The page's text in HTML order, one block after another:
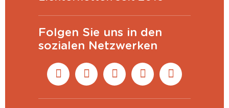
Folgen Sie uns in den
sozialen Netzwerken